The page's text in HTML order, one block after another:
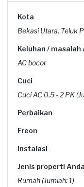
Kota
Bekasi Utara, Teluk
Keluhan / masalah
AC bocor
Cuci
Cuci AC 0.5 - 2 PK
Perbaikan
Freon
Instalasi
Jenis properti
Rumah (Jumlah: 1)